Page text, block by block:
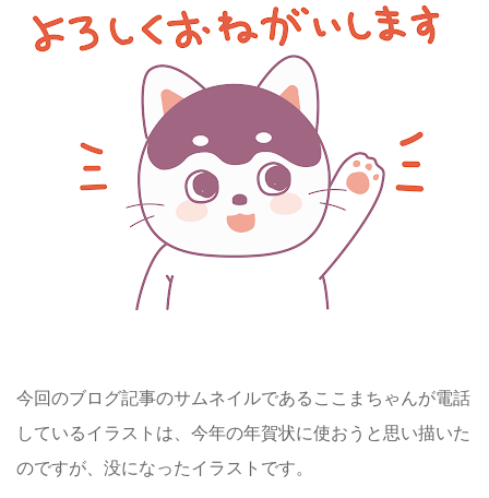
今回のブログ記事のサムネイルであるここまちゃんが電話
しているイラストは、今年の年賀状に使おうと思い描いた
のですが、没になったイラストです。